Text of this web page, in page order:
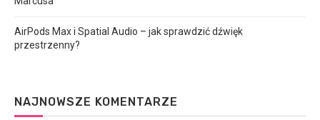
AirPods Max i Spatial Audio – jak sprawdzić dźwięk
przestrzenny?
NAJNOWSZE KOMENTARZE